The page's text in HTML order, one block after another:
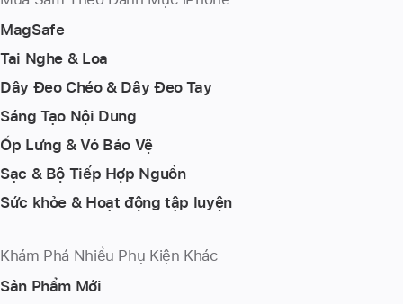
MagSafe
Tai Nghe & Loa
Dây Đeo Chéo & Dây Đeo Tay
Sáng Tạo Nội Dung
Ốp Lưng & Vỏ Bảo Vệ
Sạc & Bộ Tiếp Hợp Nguồn
Sức khỏe & Hoạt động tập luyện
Khám Phá Nhiều Phụ Kiện Khác
Sản Phẩm Mới